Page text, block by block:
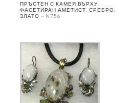
ПРЪСТЕН С КАМЕЯ ВЪРХУ
ФАСЕТИРАН АМЕТИСТ, СРЕБРО,
ЗЛАТО – N756